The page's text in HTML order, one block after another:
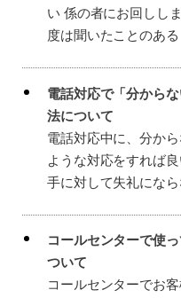
い 係の者にお回しし
度は聞いたことのある
電話対応で「分から
法について
電話対応中に、分か
ような対応をすれば
手に対して失礼になら
コールセンターで使
ついて
コールセンターでお